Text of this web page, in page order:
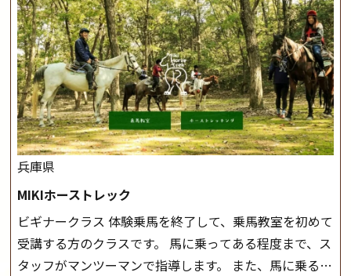
兵庫県
MIKIホーストレック
ビギナークラス 体験乗馬を終了して、乗馬教室を初めて
受講する方のクラスです。 馬に乗ってある程度まで、ス
タッフがマンツーマンで指導します。 また、馬に乗るだ